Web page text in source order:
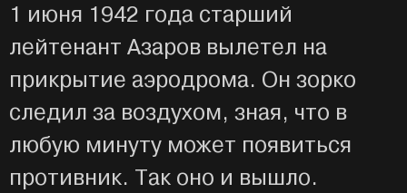
1 июня 1942 года старший
лейтенант Азаров вылетел на
прикрытие аэродрома. Он зорко
следил за воздухом, зная, что в
любую минуту может появиться
противник. Так оно и вышло.